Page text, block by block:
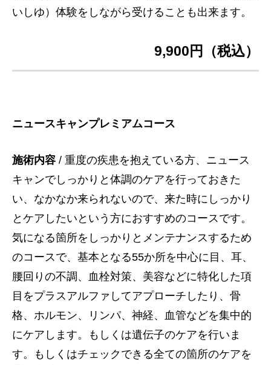
いしゆ）体験をしながら受けることも出来ます。
9,900円（税込）
ニュースキャンプレミアムコース
施術内容 / 重度の疾患を抱えている方、ニュース
キャンでしっかりと体調のケアを行っておきた
い、なかなか来られないので、来た時にしっかり
とケアしたいという方におすすめのコースです。
気になる箇所をしっかりとメンテナンスするため
のコースで、基本となる55か所を中心に目、耳、
腰回りの不調、血栓対策、美容などに特化した項
目をプラスアルファしてアプローチしたり、骨
格、ホルモン、リンパ、神経、血管などを集中的
にケアします。もしくは遺伝子のケアを行いま
す。もしくはチェックできる全ての箇所のケアを